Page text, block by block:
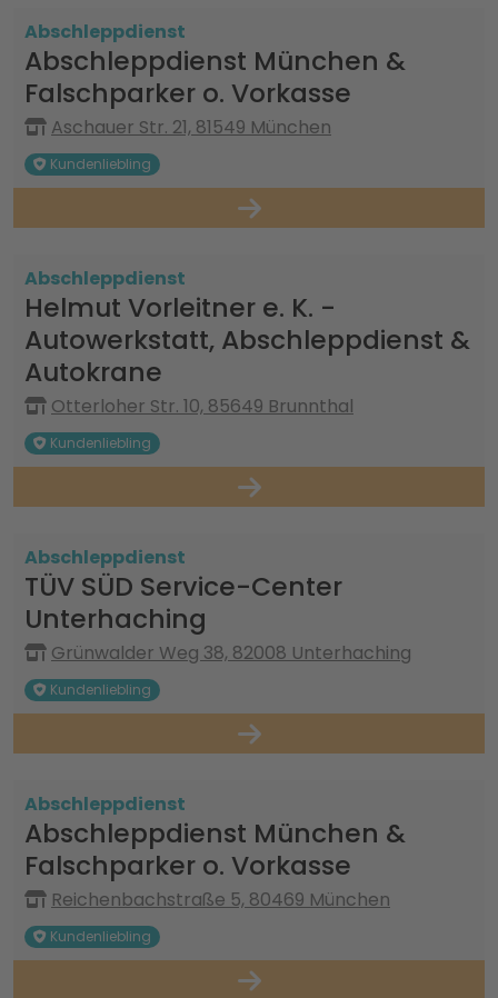
Abschleppdienst
Abschleppdienst München &
Falschparker o. Vorkasse
Aschauer Str. 21, 81549 München
Kundenliebling
Abschleppdienst
Helmut Vorleitner e. K. -
Autowerkstatt, Abschleppdienst &
Autokrane
Otterloher Str. 10, 85649 Brunnthal
Kundenliebling
Abschleppdienst
TÜV SÜD Service-Center
Unterhaching
Grünwalder Weg 38, 82008 Unterhaching
Kundenliebling
Abschleppdienst
Abschleppdienst München &
Falschparker o. Vorkasse
Reichenbachstraße 5, 80469 München
Kundenliebling